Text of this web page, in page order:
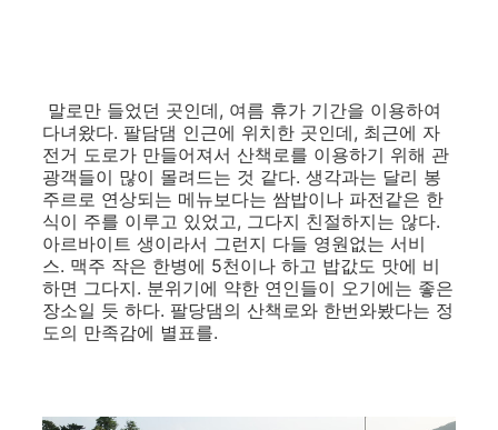
말로만 들었던 곳인데, 여름 휴가 기간을 이용하여
다녀왔다. 팔담댐 인근에 위치한 곳인데, 최근에 자
전거 도로가 만들어져서 산책로를 이용하기 위해 관
광객들이 많이 몰려드는 것 같다. 생각과는 달리 봉
주르로 연상되는 메뉴보다는 쌈밥이나 파전같은 한
식이 주를 이루고 있었고, 그다지 친절하지는 않다.
아르바이트 생이라서 그런지 다들 영원없는 서비
스. 맥주 작은 한병에 5천이나 하고 밥값도 맛에 비
하면 그다지. 분위기에 약한 연인들이 오기에는 좋은
장소일 듯 하다. 팔당댐의 산책로와 한번와봤다는 정
도의 만족감에 별표를.